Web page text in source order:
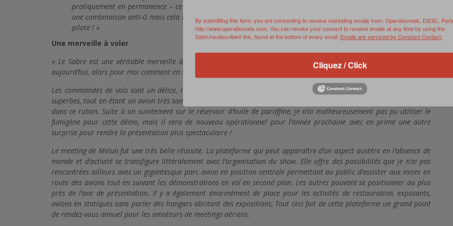
pratiquement en permanence – ce qui n’est déjà pas mal – car elles imposent une bonne condition physique et
une combinaison anti-G mais cela reste dans une limite raisonnable pour le vieillissement de la structure… et du
pilote ! »
Une merveille à voler
« Le Sabre est une véritable merveille à voler, c’était l’avion préféré du très célèbre Bob Hoover et de Steve Hinton
aujourd’hui, alors pour moi comment en serait-il différemment ?
Les commandes de vols sont un délice, les performances incroyables, les qualités de vols dans tout le domaine juste
superbes, tout en étant un avion très sain et facile, alors le présenter en vol est un réel plaisir que j’essaie de partager
dans ce ruban. Suite à un suintement sur le réservoir d’huile de paraffine, je n’ai malheureusement pas pu utiliser le
fumigène pour cette démo, mais il sera de nouveau opérationnel pour l’année prochaine avec en prime une autre
surprise pour rendre la présentation plus spectaculaire !
Le meeting de Melun fut une très belle réussite. La plateforme qui peut apparaître d’un aspect austère en l’absence de
monde et d’activité se transfigure littéralement avec l’organisation du show. Elle offre des possibilités que je n’ai pas
rencontrées ailleurs avec un gigantesque parc avion en position centrale permettant au public d’assister aux mises en
route des avions tout en suivant les démonstrations en vol en second plan. Les autres pouvant se positionner au plus
près de l’axe de présentation. Il y a également énormément de place pour les activités de restauration, exposants,
avions en statiques sans parler des hangars abritant des expositions, Tout ceci fait de cette plateforme un grand point
de rendez-vous annuel pour les amateurs de meetings aériens.
By submitting this form, you are consenting to receive marketing emails from: Operationnels, DIESL,
http://www.operationnels.com. You can revoke your consent to receive emails at any time by using the
SafeUnsubscribe® link, found at the bottom of every email. Emails are serviced by Constant Contact.
Cliquez / Click